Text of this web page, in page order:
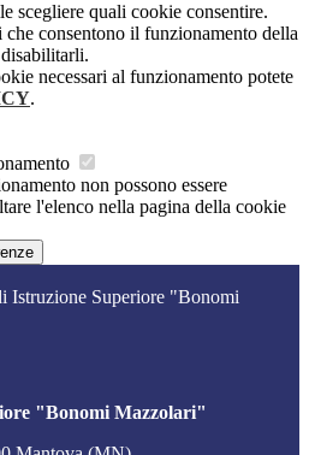
scegliere quali cookie consentire.
consentono il funzionamento della
necessari al funzionamento potete
.
non possono essere
l'elenco nella pagina della cookie
Istruzione Superiore "Bonomi
"Bonomi Mazzolari"